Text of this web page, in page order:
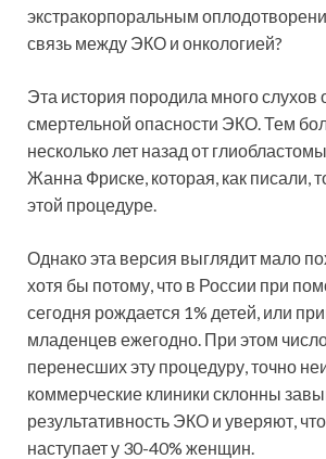
экстракорпоральным
связь между ЭКО и онкологией?
Эта история породила много слухов
смертельной опасности ЭКО. Тем
несколько лет назад от
Жанна Фриске, которая, как писали,
этой процедуре.
Однако эта версия выглядит мало
хотя бы потому, что в России при
сегодня рождается 1% детей, или
младенцев ежегодно. При этом
перенесших эту процедуру, точно
коммерческие клиники склонны
результативность ЭКО и уверяют,
наступает у 30-40% женщин.